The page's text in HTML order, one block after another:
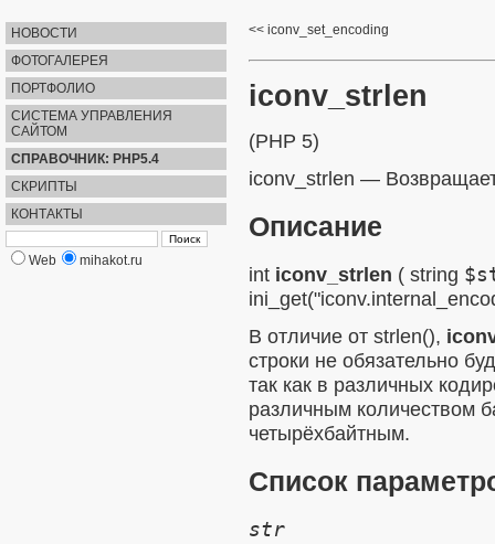
НОВОСТИ
ФОТОГАЛЕРЕЯ
ПОРТФОЛИО
СИСТЕМА УПРАВЛЕНИЯ
САЙТОМ
СПРАВОЧНИК: PHP5.4
СКРИПТЫ
КОНТАКТЫ
Web mihakot.ru
iconv_set_encoding
iconv_strlen
(PHP 5)
iconv_strlen —
Описание
int iconv_strlen ( string
В отличие от strlen(),
строки не обязательно
так как в различных
различным количеством
четырёхбайтным.
Список
str